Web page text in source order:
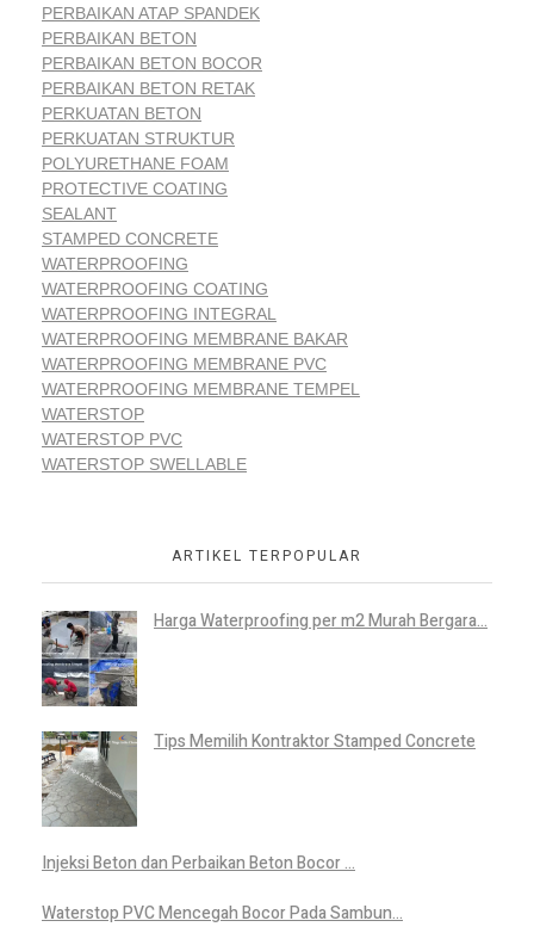
PERBAIKAN ATAP SPANDEK
PERBAIKAN BETON
PERBAIKAN BETON BOCOR
PERBAIKAN BETON RETAK
PERKUATAN BETON
PERKUATAN STRUKTUR
POLYURETHANE FOAM
PROTECTIVE COATING
SEALANT
STAMPED CONCRETE
WATERPROOFING
WATERPROOFING COATING
WATERPROOFING INTEGRAL
WATERPROOFING MEMBRANE BAKAR
WATERPROOFING MEMBRANE PVC
WATERPROOFING MEMBRANE TEMPEL
WATERSTOP
WATERSTOP PVC
WATERSTOP SWELLABLE
ARTIKEL TERPOPULAR
Harga Waterproofing per m2 Murah Bergara...
Tips Memilih Kontraktor Stamped Concrete
Injeksi Beton dan Perbaikan Beton Bocor ...
Waterstop PVC Mencegah Bocor Pada Sambun...